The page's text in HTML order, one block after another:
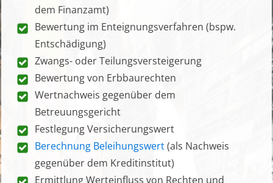
dem Finanzamt)
Bewertung im Enteignungsverfahren (bspw.
Entschädigung)
Zwangs- oder Teilungsversteigerung
Bewertung von Erbbaurechten
Wertnachweis gegenüber dem
Betreuungsgericht
Festlegung Versicherungswert
Berechnung Beleihungswert(als Nachweis
gegenüber dem Kreditinstitut)
Ermittlung Werteinfluss von Rechten und